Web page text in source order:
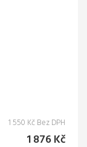
1 550 Kč Bez DPH
1 876 Kč